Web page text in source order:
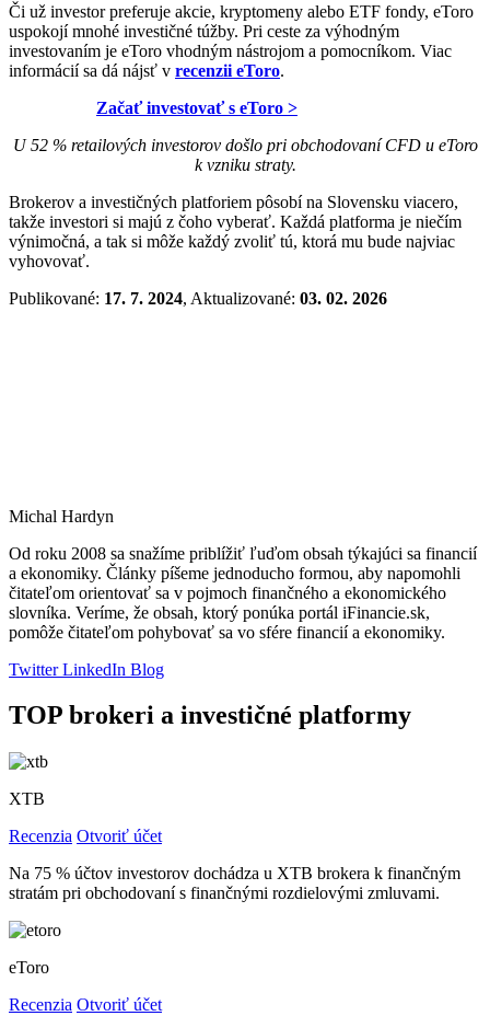
Či už investor preferuje akcie, kryptomeny alebo ETF fondy, eToro
uspokojí mnohé investičné túžby. Pri ceste za výhodným
investovaním je eToro vhodným nástrojom a pomocníkom. Viac
informácií sa dá nájsť v recenzii eToro.
Začať investovať s eToro >
U 52 % retailových investorov došlo pri obchodovaní CFD u eToro
k vzniku straty.
Brokerov a investičných platforiem pôsobí na Slovensku viacero,
takže investori si majú z čoho vyberať. Každá platforma je niečím
výnimočná, a tak si môže každý zvoliť tú, ktorá mu bude najviac
vyhovovať.
Publikované: 17. 7. 2024, Aktualizované: 03. 02. 2026
Michal Hardyn
Od roku 2008 sa snažíme priblížiť ľuďom obsah týkajúci sa financií
a ekonomiky. Články píšeme jednoducho formou, aby napomohli
čitateľom orientovať sa v pojmoch finančného a ekonomického
slovníka. Veríme, že obsah, ktorý ponúka portál iFinancie.sk,
pomôže čitateľom pohybovať sa vo sfére financií a ekonomiky.
TwitterLinkedIn Blog
TOP brokeri a investičné platformy
XTB
Recenzia Otvoriť účet
Na 75 % účtov investorov dochádza u XTB brokera k finančným
stratám pri obchodovaní s finančnými rozdielovými zmluvami.
eToro
Recenzia Otvoriť účet